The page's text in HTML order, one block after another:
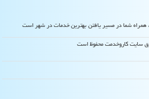
شما در مسیر یافتن بهترین خدمات در شهر است